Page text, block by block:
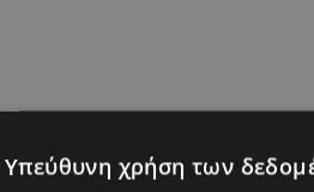
Υπεύθυνη χρήση των